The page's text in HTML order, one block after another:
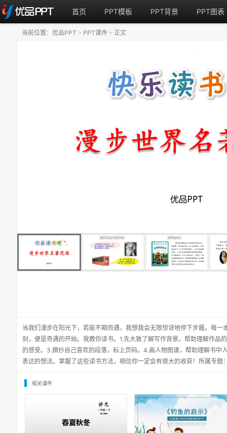
首页 PPT模板 PPT背景 PPT图表
当我们漫步在阳光下，若能不期而遇，我想我会无限惊讶地停下步履。每
刻，便是奇遇的开始。我教你读书。1.先大致了解写作背景。帮助理解作品
的感受。3.摘抄自己喜欢的段落，标上页码。4.画人物图谱，帮助理解书中
表达的想法。掌握了这些读书方法，相信你一定会有很大的收获！所属专题
当前位置： 优品PPT > PPT课件 > 正文
相关课件